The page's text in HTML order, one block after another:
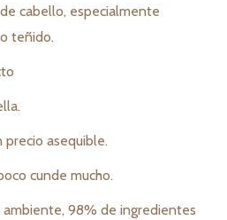
cabello, especialmente
teñido.
precio asequible.
cunde mucho.
98% de ingredientes